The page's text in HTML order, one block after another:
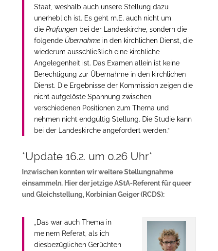
Staat, weshalb auch unsere Stellung dazu
unerheblich ist. Es geht m.E. auch nicht um
die Prüfungen bei der Landeskirche, sondern die
folgende Übernahmein den kirchlichen Dienst, die
wiederum ausschließlich eine kirchliche
Angelegenheit ist. Das Examen allein ist keine
Berechtigung zur Übernahme in den kirchlichen
Dienst. Die Ergebnisse der Kommission zeigen die
nicht aufgelöste Spannung zwischen
verschiedenen Positionen zum Thema und
nehmen nicht endgültig Stellung. Die Studie kann
bei der Landeskirche angefordert werden.“
*Update 16.2. um 0.26 Uhr*
Inzwischen konnten wir weitere Stellungnahme
einsammeln. Hier der jetzige AStA-Referent für queer
und Gleichstellung, Korbinian Geiger (RCDS):
„Das war auch Thema in
meinem Referat, als ich
diesbezüglichen Gerüchten